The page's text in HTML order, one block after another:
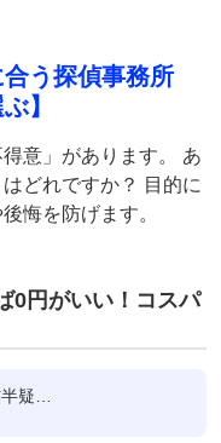
合う探偵事務所
】
意」があります。 あ
どれですか？ 目的に
悔を防げます。
0円がいい！コスパ
疑…